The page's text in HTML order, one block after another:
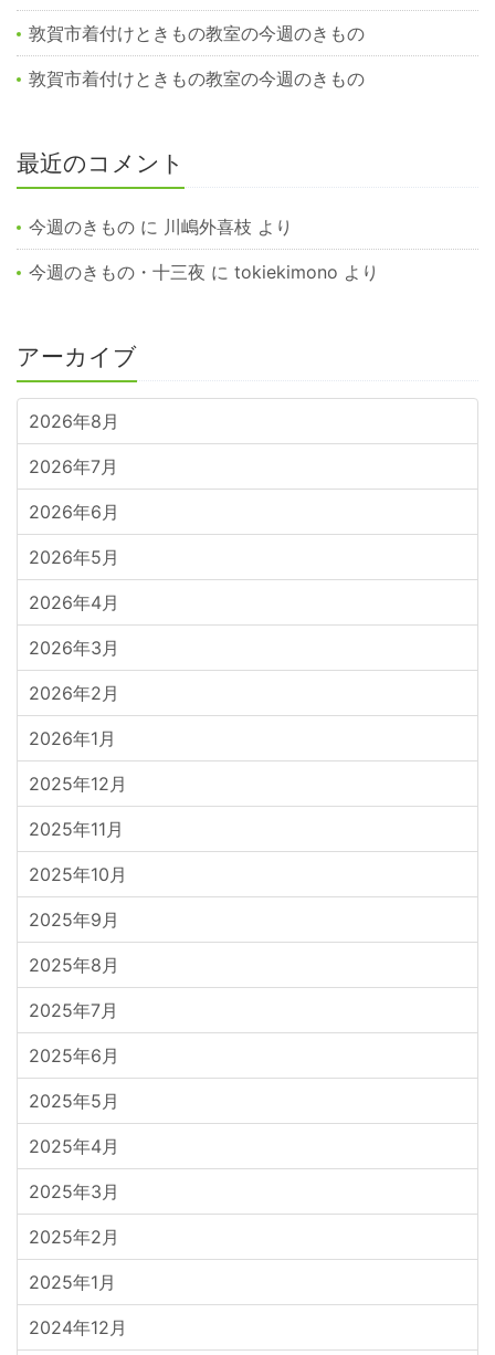
敦賀市着付けときもの教室の今週のきもの
敦賀市着付けときもの教室の今週のきもの
最近のコメント
今週のきもの に 川嶋外喜枝 より
今週のきもの・十三夜 にtokiekimono より
アーカイブ
2026年8月
2026年7月
2026年6月
2026年5月
2026年4月
2026年3月
2026年2月
2026年1月
2025年12月
2025年11月
2025年10月
2025年9月
2025年8月
2025年7月
2025年6月
2025年5月
2025年4月
2025年3月
2025年2月
2025年1月
2024年12月